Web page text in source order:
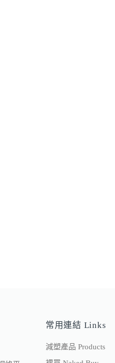
常用連結 Links
減塑產品 Products